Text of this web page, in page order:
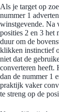
Als je target op
nummer 1
winstgevende. Na
posities 2 en 3 het
duur om de
klikken instinctief
niet dat de
converteren heeft.
dan de nummer 1
praktijk vaker
te streng op de